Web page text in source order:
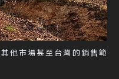
他市場甚至台灣的銷售範